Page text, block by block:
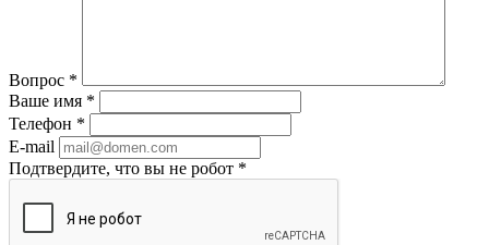
Вопрос *
Ваше имя *
Телефон *
E-mail
Подтвердите, что вы не робот *